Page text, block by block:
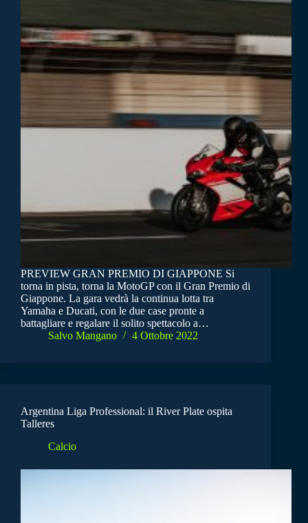
PREVIEW GRAN PREMIO DI GIAPPONE Si
torna in pista, torna la MotoGP con il Gran Premio di
Giappone. La gara vedrà la continua lotta tra
Yamaha e Ducati, con le due case pronte a
battagliare e regalare il solito spettacolo a…
Salvo Mangano
4 Ottobre 2022
Argentina Liga Professional: il River Plate ospita
Talleres
Calcio